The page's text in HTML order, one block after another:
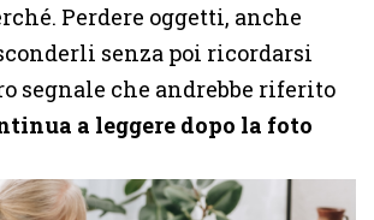
Perdere oggetti, anche
senza poi ricordarsi
segnale che andrebbe riferito
a leggere dopo la foto